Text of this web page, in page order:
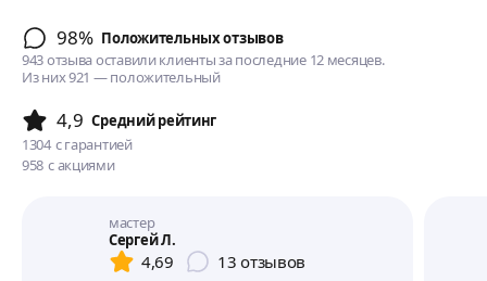
98% Положительных отзывов
943 отзыва оставили клиенты за последние 12 месяцев.
Из них 921 — положительный
4,9 Cредний рейтинг
1304 с гарантией
958 с акциями
мастер
Сергей Л.
4,69 13 отзывов